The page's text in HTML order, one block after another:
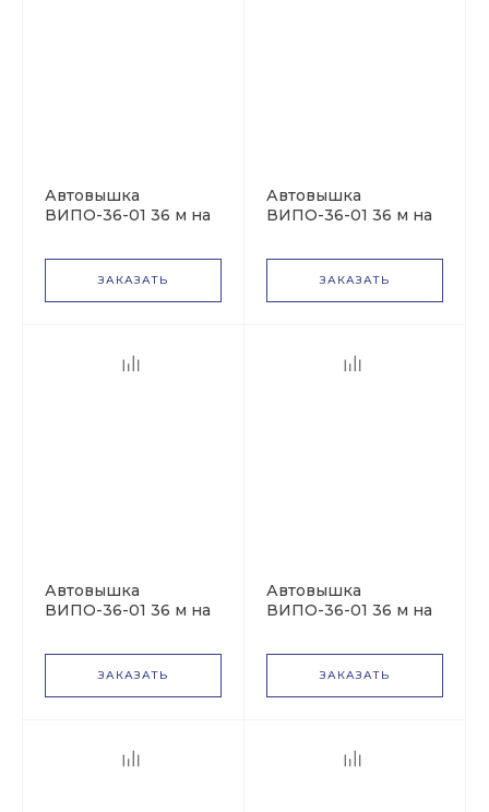
Автовышка
ВИПО-36-01 36 м на
NEXT
ЗАКАЗАТЬ
Автовышка
ВИПО-36-01 36 м на
ЗАКАЗАТЬ
Автовышка
ВИПО-36-01 36 м на
ЗАКАЗАТЬ
Автовышка
ВИПО-36-01 36 м на
ЗАКАЗАТЬ